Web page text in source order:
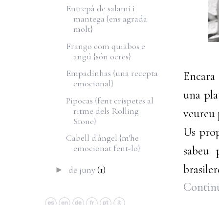
una
veureu
Us
sabeu
Entrepà de salami i
mantega {ens agrada
molt}
Frango com quiabos e
angú {són ocres}
Empadinhas {una recepta
emocional}
Pipocas {fent crispetes al
ritme dels Rolling
Stone}
Cabell d'àngel {m'he
emocionat fent-lo}
► de juny(1)